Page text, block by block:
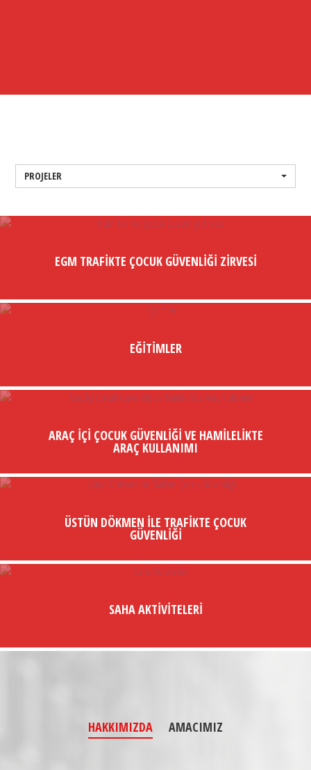
PROJELER
EGM TRAFIKTE ÇOCUK GÜVENLIĞI ZIRVESI
EĞITIMLER
ARAÇ İÇI ÇOCUK GÜVENLIĞI VE HAMILELIKTE
ARAÇ KULLANIMI
ÜSTÜN DÖKMEN ILE TRAFIKTE ÇOCUK
GÜVENLIĞI
SAHA AKTIVITELERI
HAKKIMIZDA AMACIMIZ